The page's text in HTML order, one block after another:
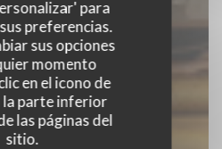
para
preferencias.
sus opciones
momento
en el icono de
la parte inferior
las páginas del
sitio.
UNA MESA